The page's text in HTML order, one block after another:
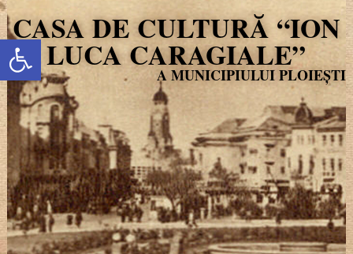
Deschide bara de unelte
CASA DE CULTURĂ “ION
LUCA CARAGIALE”